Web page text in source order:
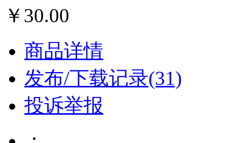
￥30.00
商品详情
发布/下载记录(31)
投诉举报